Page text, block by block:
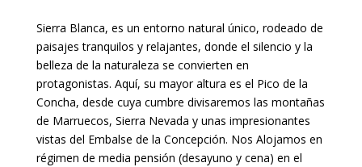
Sierra Blanca, es un entorno natural único, rodeado de
paisajes tranquilos y relajantes, donde el silencio y la
belleza de la naturaleza se convierten en
protagonistas. Aquí, su mayor altura es el Pico de la
Concha, desde cuya cumbre divisaremos las montañas
de Marruecos, Sierra Nevada y unas impresionantes
vistas del Embalse de la Concepción. Nos Alojamos en
régimen de media pensión (desayuno y cena) en el